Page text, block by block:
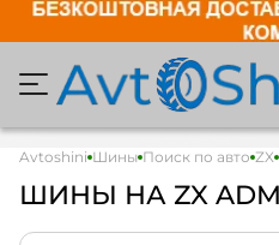
Avtoshini Шины Поиск по авто ZX
ШИНЫ НА ZX